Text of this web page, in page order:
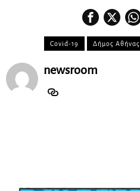
Covid-19 Δήμος Αθήνας
newsroom